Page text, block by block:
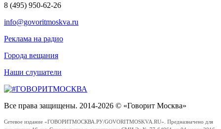
8 (495) 950-62-26
info@govoritmoskva.ru
Реклама на радио
Города вещания
Наши слушатели
Все права защищены. 2014-2026 © «Говорит Москва»
Сетевое издание «ГОВОРИТМОСКВА.РУ/GOVORITMOSKVA.RU». Предназначено для